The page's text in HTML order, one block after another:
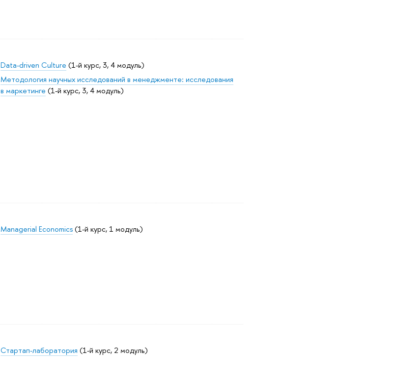
Data-driven Culture (1-й курс, 3, 4 модуль)
Методология научных исследований в менеджменте: исследования
в маркетинге (1-й курс, 3, 4 модуль)
Managerial Economics(1-й курс, 1 модуль)
Стартап-лаборатория (1-й курс, 2 модуль)